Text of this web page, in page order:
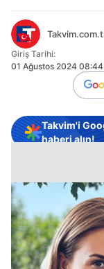
Giriş Tarihi:
01 Ağustos 2024 08:44
Takvim'i
haberi alın!